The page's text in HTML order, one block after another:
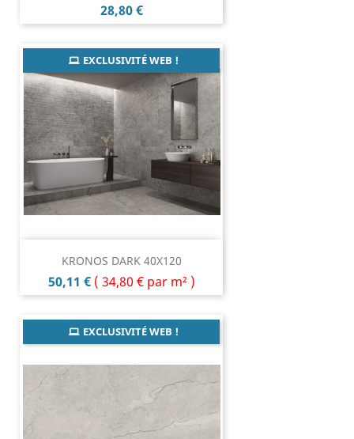
Prix
28,80 €
KRONOS DARK 40X120
Prix
50,11 € ( 34,80 € par m² )
EXCLUSIVITÉ WEB !
EXCLUSIVITÉ WEB !